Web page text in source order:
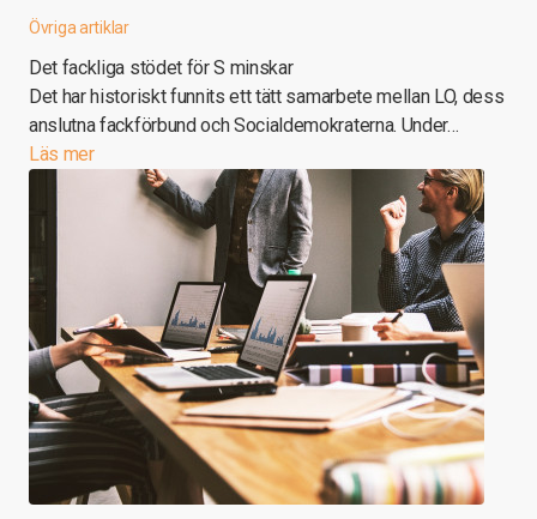
Övriga artiklar
Det fackliga stödet för S minskar
Det har historiskt funnits ett tätt samarbete mellan LO, dess
anslutna fackförbund och Socialdemokraterna. Under…
Läs mer